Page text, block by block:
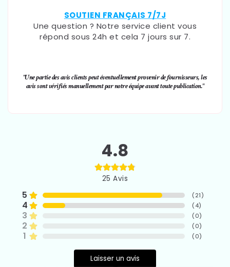
SOUTIEN FRANÇAIS 7/7J
Une question ? Notre service client vous
répond sous 24h et cela 7 jours sur 7.
"Une partie des avis clients peut éventuellement provenir de fournisseurs, les
avis sont vérifiés manuellement par notre équipe avant toute publication."
4.8
25 Avis
5 (21)
4 (4)
3 (0)
2 (0)
1 (0)
Laisser un avis